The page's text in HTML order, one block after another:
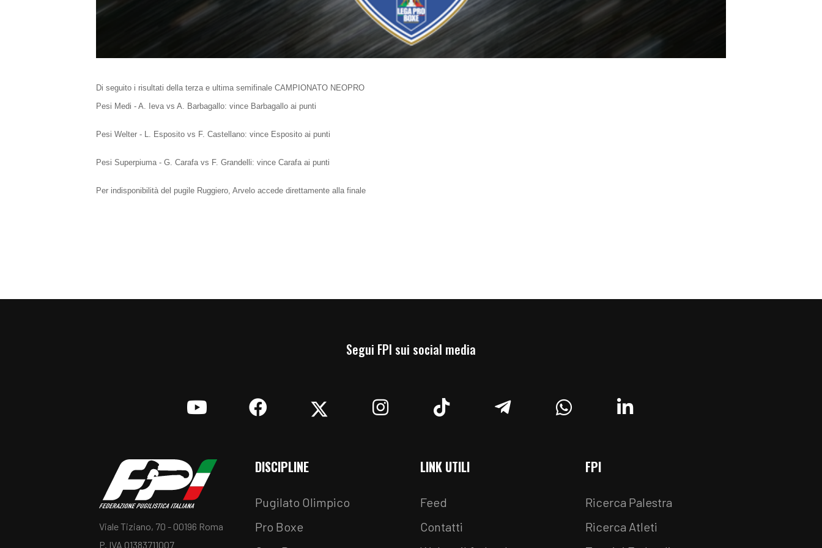
Di seguito i risultati della terza e ultima semifinale CAMPIONATO NEOPRO
Pesi Medi - A. Ieva vs A. Barbagallo: vince Barbagallo ai punti
Pesi Welter - L. Esposito vs F. Castellano: vince Esposito ai punti
Pesi Superpiuma - G. Carafa vs F. Grandelli: vince Carafa ai punti
Per indisponibilità del pugile Ruggiero, Arvelo accede direttamente alla finale
Segui FPI sui social media
Viale Tiziano, 70 - 00196 Roma
P. IVA 01383711007
DISCIPLINE
Pugilato Olimpico
Pro Boxe
LINK UTILI
Feed
Contatti
FPI
Ricerca Palestra
Ricerca Atleti